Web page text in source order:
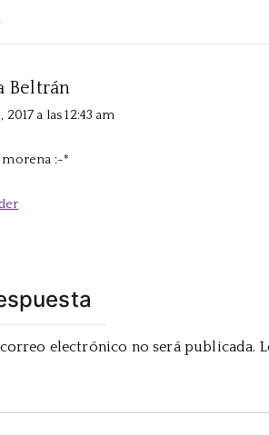
Beltrán
a las 12:43 am
morena :-*
electrónico no será publicada.